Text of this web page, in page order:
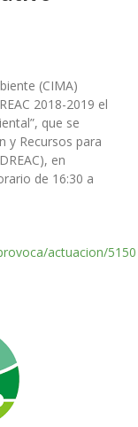
(CIMA)
2018-2019 el
que se
y Recursos para
), en
de 16:30 a
actuacion/5150